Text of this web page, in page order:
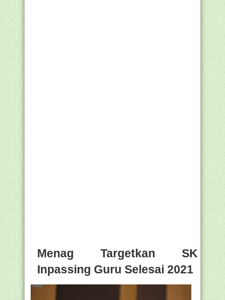
Menag Targetkan SK
Inpassing Guru Selesai 2021